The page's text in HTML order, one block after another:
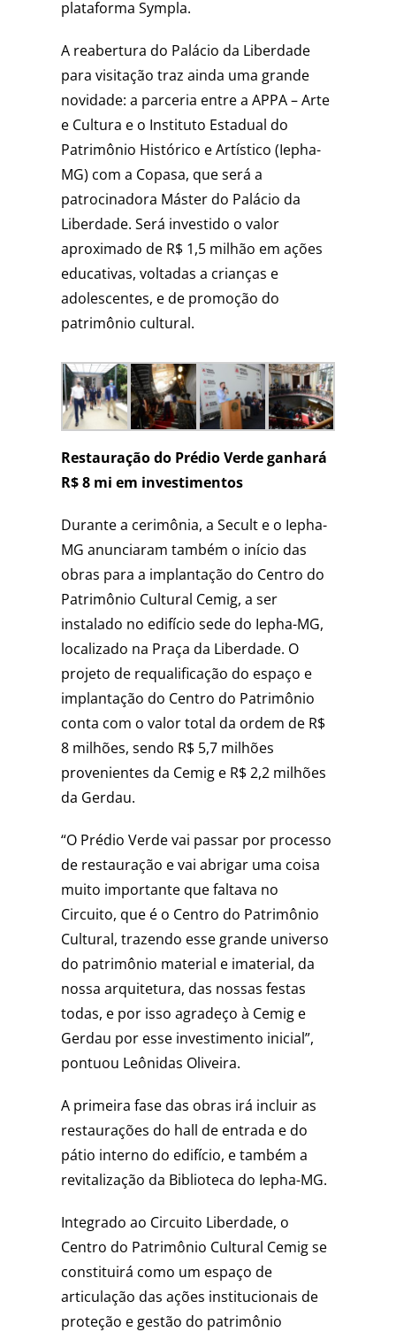
plataforma Sympla.
A reabertura do Palácio da Liberdade
para visitação traz ainda uma grande
novidade: a parceria entre a APPA – Arte
e Cultura e o Instituto Estadual do
Patrimônio Histórico e Artístico (Iepha-
MG) com a Copasa, que será a
patrocinadora Máster do Palácio da
Liberdade. Será investido o valor
aproximado de R$ 1,5 milhão em ações
educativas, voltadas a crianças e
adolescentes, e de promoção do
patrimônio cultural.
Restauração do Prédio Verde ganhará
R$ 8 mi em investimentos
Durante a cerimônia, a Secult e o Iepha-
MG anunciaram também o início das
obras para a implantação do Centro do
Patrimônio Cultural Cemig, a ser
instalado no edifício sede do Iepha-MG,
localizado na Praça da Liberdade. O
projeto de requalificação do espaço e
implantação do Centro do Patrimônio
conta com o valor total da ordem de R$
8 milhões, sendo R$ 5,7 milhões
provenientes da Cemig e R$ 2,2 milhões
da Gerdau.
“O Prédio Verde vai passar por processo
de restauração e vai abrigar uma coisa
muito importante que faltava no
Circuito, que é o Centro do Patrimônio
Cultural, trazendo esse grande universo
do patrimônio material e imaterial, da
nossa arquitetura, das nossas festas
todas, e por isso agradeço à Cemig e
Gerdau por esse investimento inicial”,
pontuou Leônidas Oliveira.
A primeira fase das obras irá incluir as
restaurações do hall de entrada e do
pátio interno do edifício, e também a
revitalização da Biblioteca do Iepha-MG.
Integrado ao Circuito Liberdade, o
Centro do Patrimônio Cultural Cemig se
constituirá como um espaço de
articulação das ações institucionais de
proteção e gestão do patrimônio